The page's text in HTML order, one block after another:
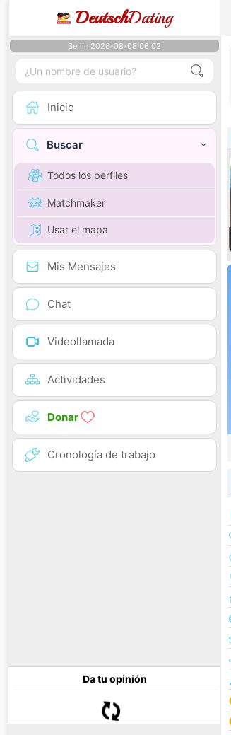
DeutschDating
Berlin 2026-08-08 06:02
Inicio
Buscar
Todos los perfiles
Matchmaker
Usar el mapa
Mis Mensajes
Chat
Videollamada
Actividades
Donar
Cronología de trabajo
Da tu opinión